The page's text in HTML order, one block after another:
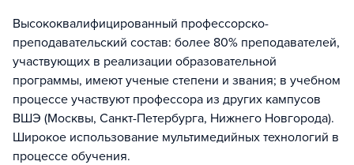
Высококвалифицированный профессорско-
преподавательский состав: более 80% преподавателей,
участвующих в реализации образовательной
программы, имеют ученые степени и звания; в учебном
процессе участвуют профессора из других кампусов
ВШЭ (Москвы, Санкт-Петербурга, Нижнего Новгорода).
Широкое использование мультимедийных технологий в
процессе обучения.